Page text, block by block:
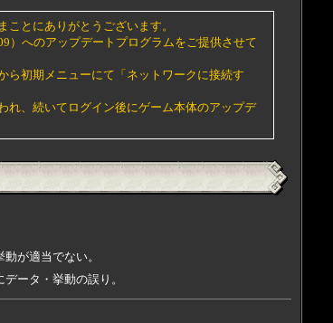
とにありがとうございます。
）へのアップデートプログラムをご提供させて
ら初期メニューにて「ネットワークに接続す
れ、続いてログイン後にゲーム本体のアップデ
が適当でない。
ータ・挙動の誤り。